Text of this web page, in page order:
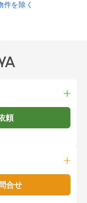
件を除く
頼
合せ